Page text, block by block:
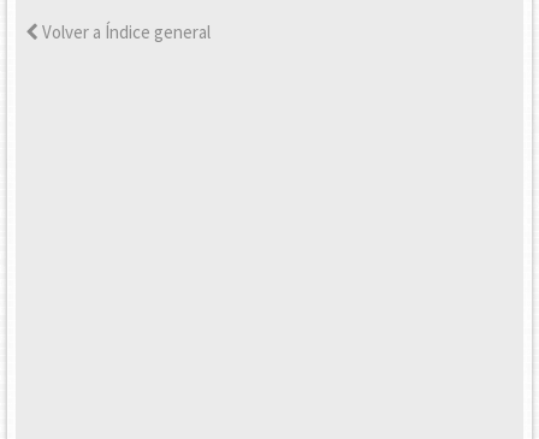
Volver a Índice general